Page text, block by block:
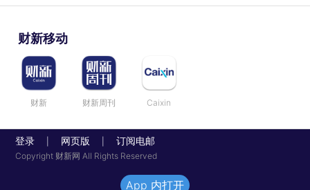
财新移动
财新 财新周刊 Caixin
登录 网页版 订阅电邮
Copyright 财新网 All Rights Reserved
App 内打开